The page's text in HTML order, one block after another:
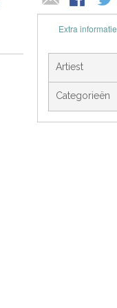
Extra informatie
Artiest
Categorieën